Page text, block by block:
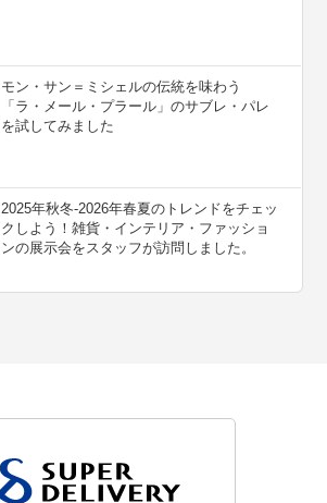
モン・サン＝ミシェルの伝統を味わう
「ラ・メール・プラール」のサブレ・パレ
を試してみました
2025年秋冬-2026年春夏のトレンドをチェッ
クしよう！雑貨・インテリア・ファッショ
ンの展示会をスタッフが訪問しました。